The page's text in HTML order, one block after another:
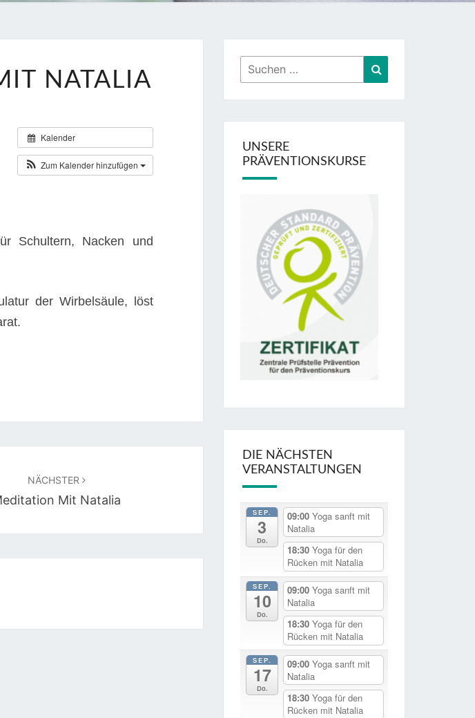
NATALIA
Kalender
Zum Kalender hinzufügen
Schultern, Nacken und
der Wirbelsäule, löst
NÄCHSTER
Mit Natalia
Suchen
nach:
UNSERE
PRÄVENTIONSKURSE
DIE NÄCHSTEN
VERANSTALTUNGEN
SEP.
3
Do.
09:00Yoga sanft mit
Natalia
18:30Yoga für den
Rücken mit Natalia
SEP.
10
Do.
09:00Yoga sanft mit
Natalia
18:30Yoga für den
Rücken mit Natalia
SEP.
17
Do.
09:00Yoga sanft mit
Natalia
18:30Yoga für den
Rücken mit Natalia